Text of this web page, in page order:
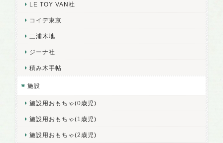
LE TOY VAN社
コイデ東京
三浦木地
ジーナ社
積み木手帖
施設
施設用おもちゃ(0歳児)
施設用おもちゃ(1歳児)
施設用おもちゃ(2歳児)